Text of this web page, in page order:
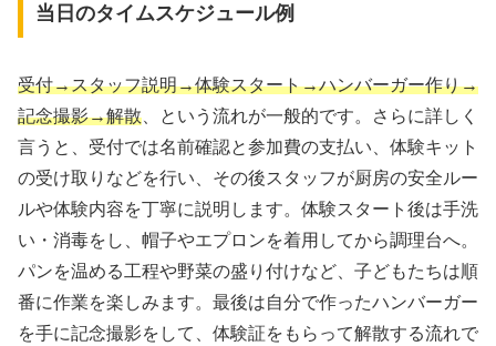
当日のタイムスケジュール例
受付→スタッフ説明→体験スタート→ハンバーガー作り→
記念撮影→解散 、という流れが一般的です。さらに詳しく
言うと、受付では名前確認と参加費の支払い、体験キット
の受け取りなどを行い、その後スタッフが厨房の安全ルー
ルや体験内容を丁寧に説明します。体験スタート後は手洗
い・消毒をし、帽子やエプロンを着用してから調理台へ。
パンを温める工程や野菜の盛り付けなど、子どもたちは順
番に作業を楽しみます。最後は自分で作ったハンバーガー
を手に記念撮影をして、体験証をもらって解散する流れで